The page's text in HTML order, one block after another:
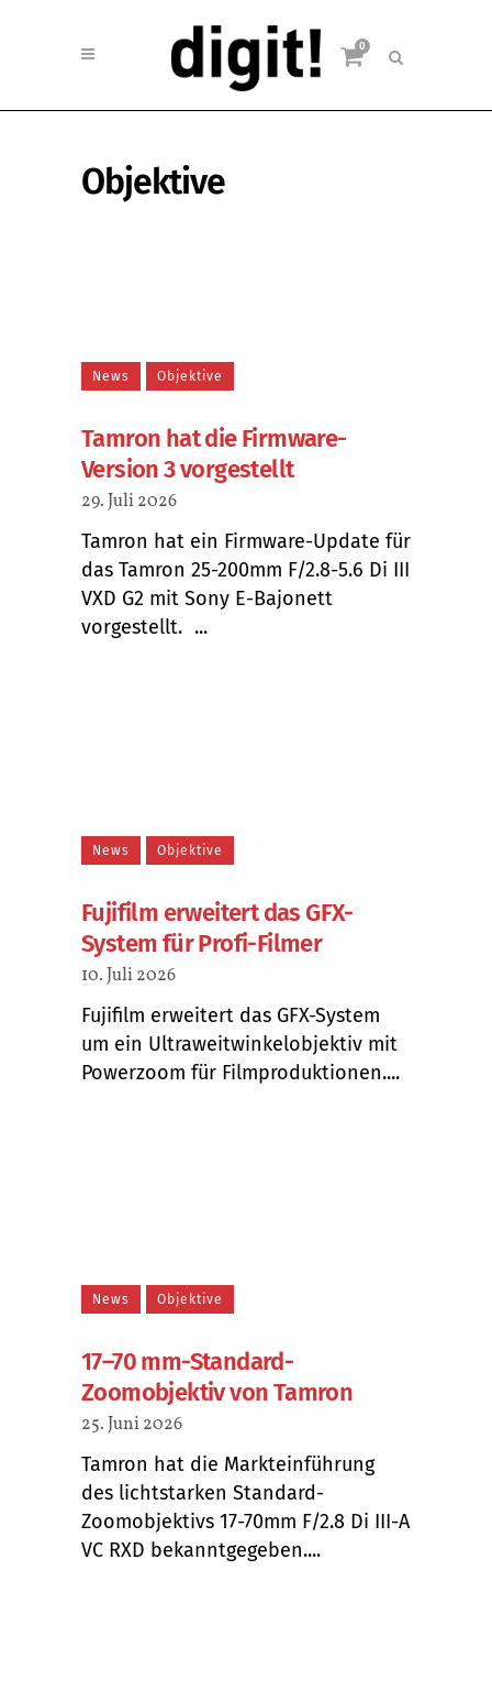
0
Objektive
News Objektive
Tamron hat die Firmware-
Version 3 vorgestellt
29. Juli 2026
Tamron hat ein Firmware-Update für
das Tamron 25-200mm F/2.8-5.6 Di III
VXD G2 mit Sony E-Bajonett
vorgestellt. ...
News Objektive
Fujifilm erweitert das GFX-
System für Profi-Filmer
10. Juli 2026
Fujifilm erweitert das GFX-System
um ein Ultraweitwinkelobjektiv mit
Powerzoom für Filmproduktionen....
News Objektive
17–70 mm-Standard-
Zoomobjektiv von Tamron
25. Juni 2026
Tamron hat die Markteinführung
des lichtstarken Standard-
Zoomobjektivs 17-70mm F/2.8 Di III-A
VC RXD bekanntgegeben....